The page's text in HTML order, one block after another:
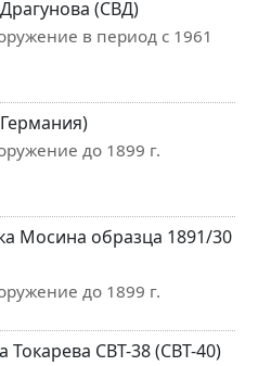
(СВД)
в период с 1961
до 1899 г.
Мосина образца 1891/30
до 1899 г.
Токарева СВТ-38 (СВТ-40)